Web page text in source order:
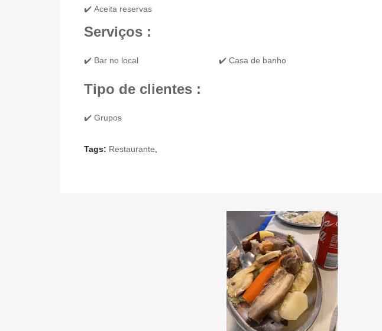
✔️ Aceita reservas
Serviços :
✔️ Bar no local ✔️ Casa de banho
Tipo de clientes :
✔️ Grupos
Tags: Restaurante